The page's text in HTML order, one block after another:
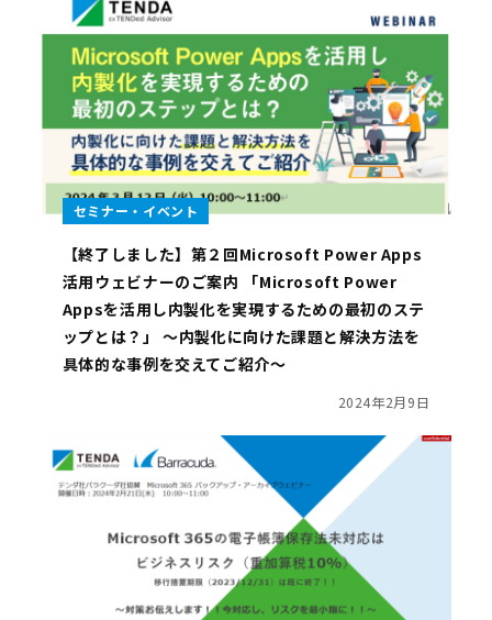
セミナー・イベント
【終了しました】第２回Microsoft Power Apps
活用ウェビナーのご案内 「Microsoft Power
Appsを活用し内製化を実現するための最初のステ
ップとは？」 ～内製化に向けた課題と解決方法を
具体的な事例を交えてご紹介～
2024年2月9日